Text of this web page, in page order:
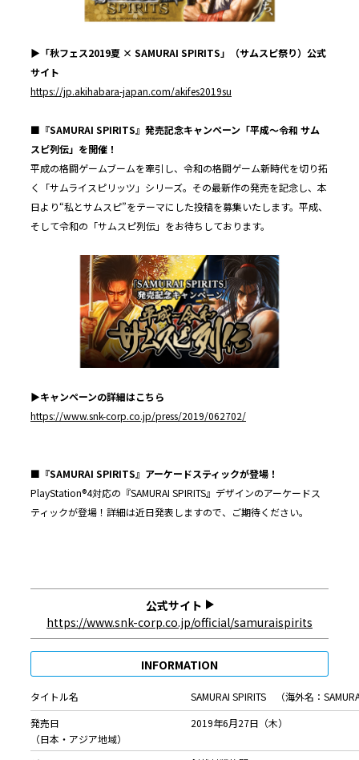
▶︎「秋フェス2019夏 × SAMURAI SPIRITS」（サムスピ祭り）公式
サイト
https://jp.akihabara-japan.com/akifes2019su
■『SAMURAI SPIRITS』発売記念キャンペーン「平成～令和 サム
スピ列伝」を開催！
平成の格闘ゲームブームを牽引し、令和の格闘ゲーム新時代を切り拓
く「サムライスピリッツ」シリーズ。その最新作の発売を記念し、本
日より“私とサムスピ”をテーマにした投稿を募集いたします。平成、
そして令和の「サムスピ列伝」をお待ちしております。
▶︎キャンペーンの詳細はこちら
https://www.snk-corp.co.jp/press/2019/062702/
■『SAMURAI SPIRITS』アーケードスティックが登場！
PlayStation®4対応の『SAMURAI SPIRITS』デザインのアーケードス
ティックが登場！詳細は近日発表しますので、ご期待ください。
公式サイト
https://www.snk-corp.co.jp/official/samuraispirits
INFORMATION
タイトル名
SAMURAI SPIRITS （海外名：
発売日
（日本・アジア地域）
2019年6月27日（木）